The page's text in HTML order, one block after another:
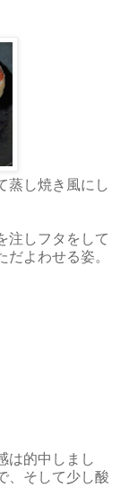
蒸し焼き風にし
注しフタをして
よわせる姿。
は的中しまし
、そして少し酸